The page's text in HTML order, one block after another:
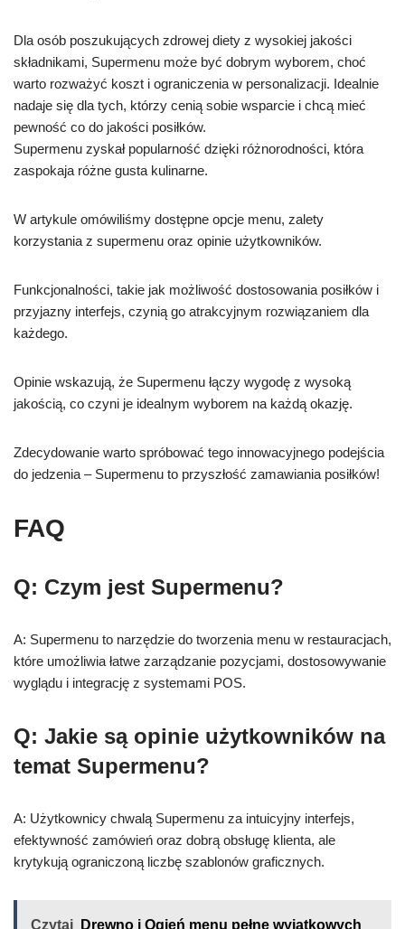
Dla osób poszukujących zdrowej diety z wysokiej jakości
składnikami, Supermenu może być dobrym wyborem, choć
warto rozważyć koszt i ograniczenia w personalizacji. Idealnie
nadaje się dla tych, którzy cenią sobie wsparcie i chcą mieć
pewność co do jakości posiłków.
Supermenu zyskał popularność dzięki różnorodności, która
zaspokaja różne gusta kulinarne.
W artykule omówiliśmy dostępne opcje menu, zalety
korzystania z supermenu oraz opinie użytkowników.
Funkcjonalności, takie jak możliwość dostosowania posiłków i
przyjazny interfejs, czynią go atrakcyjnym rozwiązaniem dla
każdego.
Opinie wskazują, że Supermenu łączy wygodę z wysoką
jakością, co czyni je idealnym wyborem na każdą okazję.
Zdecydowanie warto spróbować tego innowacyjnego podejścia
do jedzenia – Supermenu to przyszłość zamawiania posiłków!
FAQ
Q: Czym jest Supermenu?
A: Supermenu to narzędzie do tworzenia menu w restauracjach,
które umożliwia łatwe zarządzanie pozycjami, dostosowywanie
wyglądu i integrację z systemami POS.
Q: Jakie są opinie użytkowników na
temat Supermenu?
A: Użytkownicy chwalą Supermenu za intuicyjny interfejs,
efektywność zamówień oraz dobrą obsługę klienta, ale
krytykują ograniczoną liczbę szablonów graficznych.
Czytaj Drewno i Ogień menu pełne wyjątkowych